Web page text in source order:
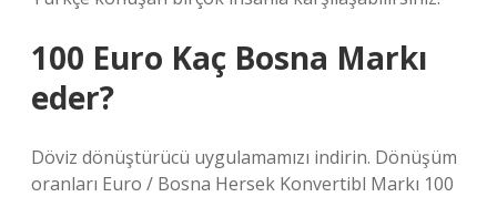
100 Euro Kaç Bosna Markı
eder?
Döviz dönüştürücü uygulamamızı indirin. Dönüşüm
oranları Euro / Bosna Hersek Konvertibl Markı 100